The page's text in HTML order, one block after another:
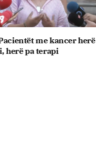
me kancer herë
herë pa terapi